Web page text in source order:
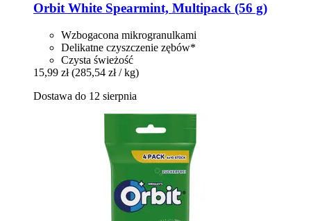
Orbit White Spearmint, Multipack (56 g)
Wzbogacona mikrogranulkami
Delikatne czyszczenie zębów*
Czysta świeżość
15,99 zł (285,54 zł / kg)
Dostawa do 12 sierpnia